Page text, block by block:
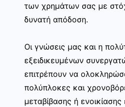
των χρημάτων σας με
δυνατή απόδοση.
Οι γνώσεις μας και η
εξειδικευμένων
επιτρέπουν να
πολύπλοκες και
μεταβίβασης ή